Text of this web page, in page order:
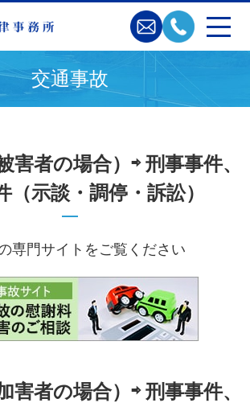
交通事故
害者の場合）⇨ 刑事事件、
（示談・調停・訴訟）
専門サイトをご覧ください
害者の場合）⇨ 刑事事件、